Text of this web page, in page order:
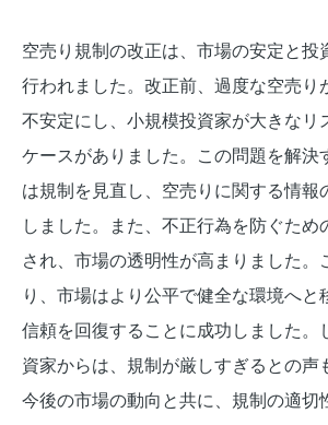
空売り規制の改正は、市場の安定と投
行われました。改正前、過度な空売り
不安定にし、小規模投資家が大きなリ
ケースがありました。この問題を解決
は規制を見直し、空売りに関する情報
しました。また、不正行為を防ぐため
され、市場の透明性が高まりました。
り、市場はより公平で健全な環境へと
信頼を回復することに成功しました。
資家からは、規制が厳しすぎるとの声
今後の市場の動向と共に、規制の適切